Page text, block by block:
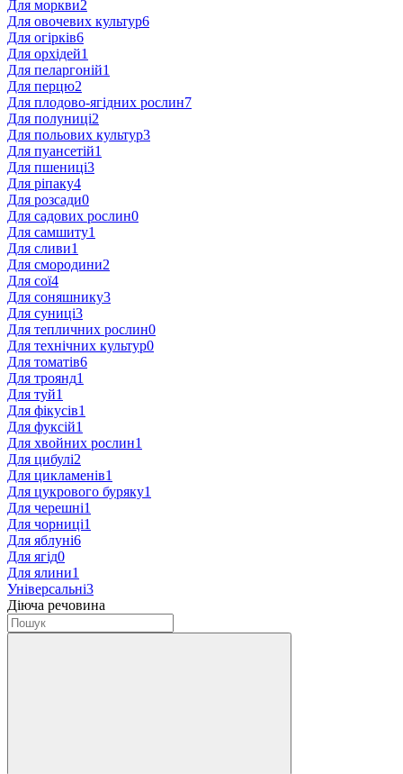
Для моркви2
Для овочевих культур6
Для огірків6
Для орхідей1
Для пеларгоній1
Для перцю2
Для плодово-ягідних рослин7
Для полуниці2
Для польових культур3
Для пуансетій1
Для пшениці3
Для ріпаку4
Для розсади0
Для садових рослин0
Для самшиту1
Для сливи1
Для смородини2
Для сої4
Для соняшнику3
Для суниці3
Для тепличних рослин0
Для технічних культур0
Для томатів6
Для троянд1
Для туй1
Для фікусів1
Для фуксій1
Для хвойних рослин1
Для цибулі2
Для цикламенів1
Для цукрового буряку1
Для черешні1
Для чорниці1
Для яблуні6
Для ягід0
Для ялини1
Універсальні3
Діюча речовина